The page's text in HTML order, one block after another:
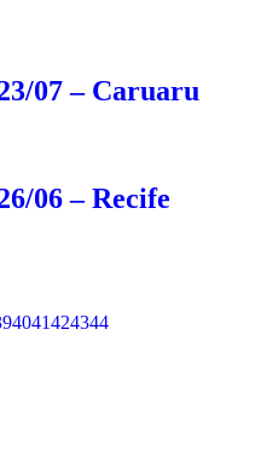
07 – Caruaru
06 – Recife
4041424344